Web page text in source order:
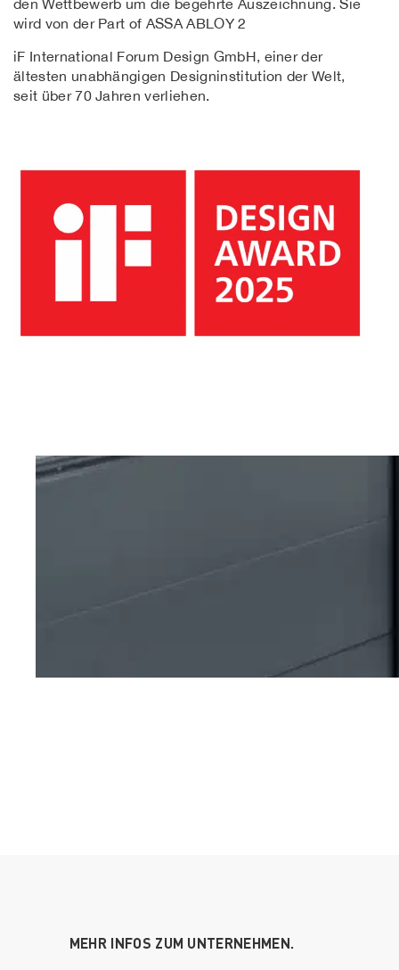
den Wettbewerb um die begehrte Auszeichnung. Sie
wird von der Part of ASSA ABLOY 2
iF International Forum Design GmbH, einer der
ältesten unabhängigen Designinstitution der Welt,
seit über 70 Jahren verliehen.
MEHR INFOS ZUM UNTERNEHMEN.